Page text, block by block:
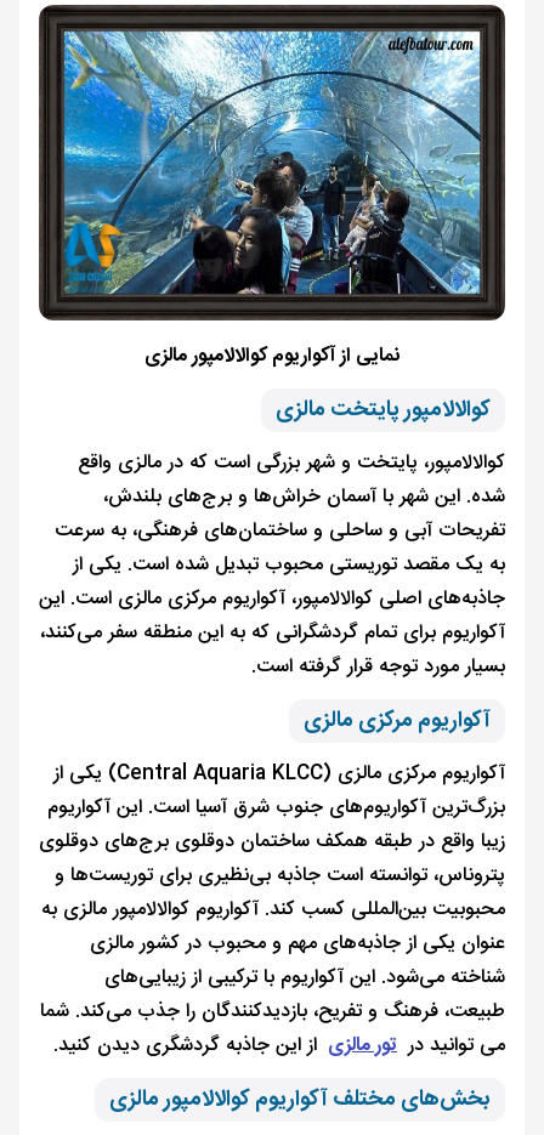
نمایی از آکواریوم کوالالامپور مالزی
کوالالامپور پایتخت مالزی
کوالالامپور، پایتخت و شهر بزرگی است که در مالزی واقع
شده. این شهر با آسمان خراش‌ها و برج‌های بلندش،
تفریحات آبی‌ و ساحلی و ساختمان‌های فرهنگی، به سرعت
به یک مقصد توریستی محبوب تبدیل شده است. یکی از
جاذبه‌های اصلی کوالالامپور، آکواریوم مرکزی مالزی است. این
آکواریوم برای تمام گردشگرانی که به این منطقه سفر می‌کنند،
بسیار مورد توجه قرار گرفته است.
آکواریوم مرکزی مالزی
آکواریوم مرکزی مالزی (Central Aquaria KLCC) یکی از
بزرگ‌ترین آکواریوم‌های جنوب شرق آسیا است. این آکواریوم
زیبا واقع در طبقه همکف ساختمان دوقلوی برج‌های دوقلوی
پتروناس، توانسته است جاذبه بی‌نظیری برای توریست‌ها و
محبوبیت بین‌المللی کسب کند. آکواریوم کوالالامپور مالزی به
عنوان یکی از جاذبه‌های مهم و محبوب در کشور مالزی
شناخته می‌شود. این آکواریوم با ترکیبی از زیبایی‌های
طبیعت، فرهنگ و تفریح، بازدیدکنندگان را جذب می‌کند. شما
می توانید در تور مالزی از این جاذبه گردشگری دیدن کنید.
بخش‌های مختلف آکواریوم کوالالامپور مالزی